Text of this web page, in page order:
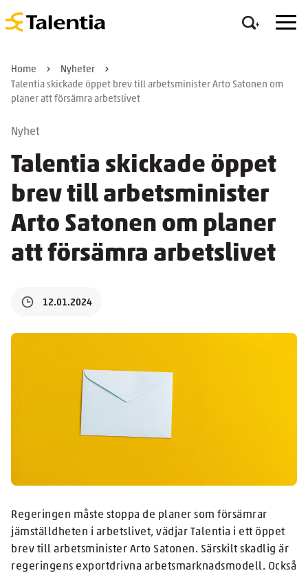
Home
Nyheter
Talentia skickade öppet brev till arbetsminister Arto Satonen om
planer att försämra arbetslivet
Nyhet
Talentia skickade öppet
brev till arbetsminister
Arto Satonen om planer
att försämra arbetslivet
12.01.2024
Regeringen måste stoppa de planer som försämrar
jämställdheten i arbetslivet, vädjar Talentia i ett öppet
brev till arbetsminister Arto Satonen. Särskilt skadlig är
regeringens exportdrivna arbetsmarknadsmodell. Också